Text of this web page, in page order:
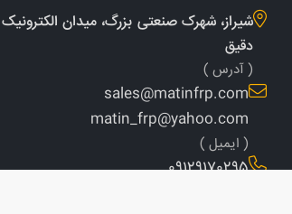
شیراز، شهرک صنعتی بزرگ، میدان
دقیق
( آدرس )
sales@matinfrp.com
matin_frp@yahoo.com
( ایمیل )
09129170295